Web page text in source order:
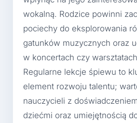
wokalną. Rodzice powinni
pociechy do eksplorowania
gatunków muzycznych oraz
w koncertach czy
Regularne lekcje śpiewu to
element rozwoju talentu;
nauczycieli z
dziećmi oraz umiejętnością